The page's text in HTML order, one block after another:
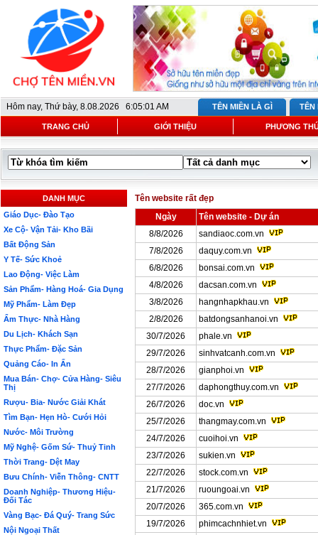
Hôm nay, Thứ bày, 8.08.2026 6:05:01 AM TÊN MIỀN LÀ GÌ TÊN
TRANG CHỦ GIỚI THIỆU PHƯƠNG
DANH MỤC
Giáo Dục- Đào Tạo
Xe Cộ- Vận Tải- Kho Bãi
Bất Động Sản
Y Tế- Sức Khoẻ
Lao Động- Việc Làm
Sản Phẩm- Hàng Hoá- Gia Dụng
Mỹ Phẩm- Làm Đẹp
Ẩm Thực- Nhà Hàng
Du Lịch- Khách Sạn
Thực Phẩm- Đặc Sản
Quảng Cáo- In Ấn
Mua Bán- Chợ- Cửa Hàng- Siêu
Thị
Rượu- Bia- Nước Giải Khát
Tìm Bạn- Hẹn Hò- Cưới Hỏi
Nước- Môi Trường
Mỹ Nghệ- Gốm Sứ- Thuỷ Tinh
Thời Trang- Dệt May
Bưu Chính- Viễn Thông- CNTT
Doanh Nghiệp- Thương Hiệu-
Đối Tác
Vàng Bạc- Đá Quý- Trang Sức
Nội Ngoại Thất
Tên website rất đẹp
Ngày
Tên website - Dự án
8/8/2026
sandiaoc.com.vn
7/8/2026
daquy.com.vn
6/8/2026
bonsai.com.vn
4/8/2026
dacsan.com.vn
3/8/2026
hangnhapkhau.vn
2/8/2026
batdongsanhanoi.vn
30/7/2026
phale.vn
29/7/2026
sinhvatcanh.com.vn
28/7/2026
gianphoi.vn
27/7/2026
daphongthuy.com.vn
26/7/2026
doc.vn
25/7/2026
thangmay.com.vn
24/7/2026
cuoihoi.vn
23/7/2026
sukien.vn
22/7/2026
stock.com.vn
21/7/2026
ruoungoai.vn
20/7/2026
365.com.vn
19/7/2026
phimcachnhiet.vn